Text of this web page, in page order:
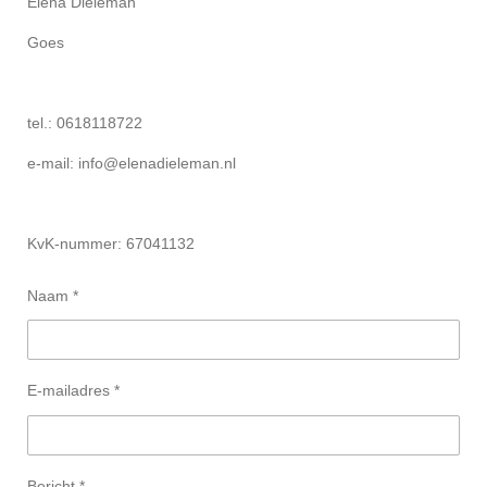
Goes
tel.: 0618118722
e-mail: info@elenadieleman.nl
KvK-nummer: 67041132
Naam *
E-mailadres *